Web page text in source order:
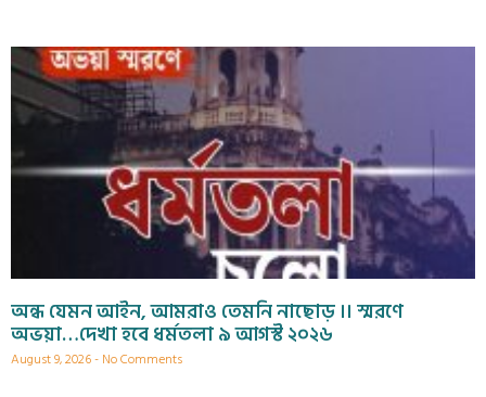
অন্ধ যেমন আইন, আমরাও তেমনি নাছোড় ।। স্মরণে
অভয়া…দেখা হবে ধর্মতলা ৯ আগস্ট ২০২৬
August 9, 2026 No Comments